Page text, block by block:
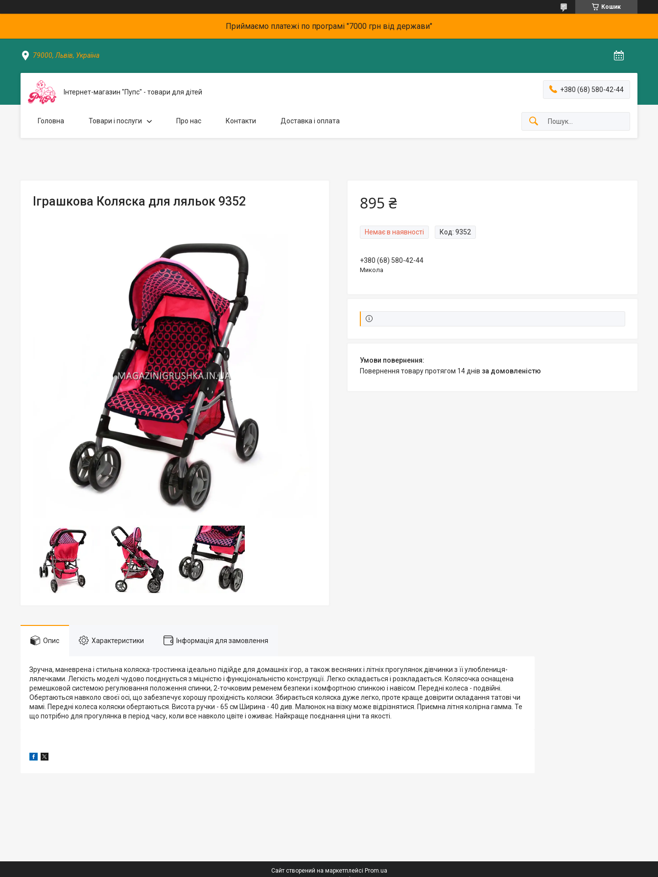
Кошик
Приймаємо платежі по програмі "7000 грн від держави"
79000, Львів, Україна
Інтернет-магазин "Пупс" - товари для дітей +380 (68) 580-42-44
Головна Товари і послуги Про нас Контакти Доставка і оплата
Іграшкова Коляска для ляльок 9352 895 ₴
Немає в наявності Код: 9352
+380 (68) 580-42-44
Микола
повернення товару протягом 14 днів за домовленістю
Опис Характеристики Інформація для замовлення
Зручна, маневрена і стильна коляска-тростинка ідеально підійде для домашніх ігор, а також весняних і літніх прогулянок дівчинки з її улюблениця-
лялечками. Легкість моделі чудово поєднується з міцністю і функціональністю конструкції. Легко складається і розкладається. Колясочка оснащена
ремешковой системою регулювання положення спинки, 2-точковим ременем безпеки і комфортною спинкою і навісом. Передні колеса - подвійні.
Обертаються навколо своєї осі, що забезпечує хорошу прохідність коляски. Збирається коляска дуже легко, проте краще довірити складання татові чи
мамі. Передні колеса коляски обертаються. Висота ручки - 65 см Ширина - 40 див. Малюнок на візку може відрізнятися. Приємна літня колірна гамма. Те
що потрібно для прогулянка в період часу, коли все навколо цвіте і оживає. Найкраще поєднання ціни та якості.
Сайт створений на маркетплейсі Prom.ua